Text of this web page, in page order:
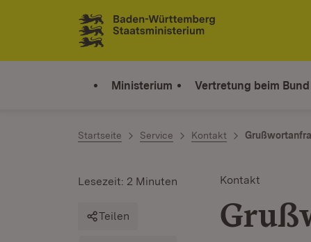
Zum Inhalt springen
Link zur Startseite
Ministerium Vertretung beim Bund
Startseite Service Kontakt
Kontakt
Lesezeit: 2 Minuten
Teilen